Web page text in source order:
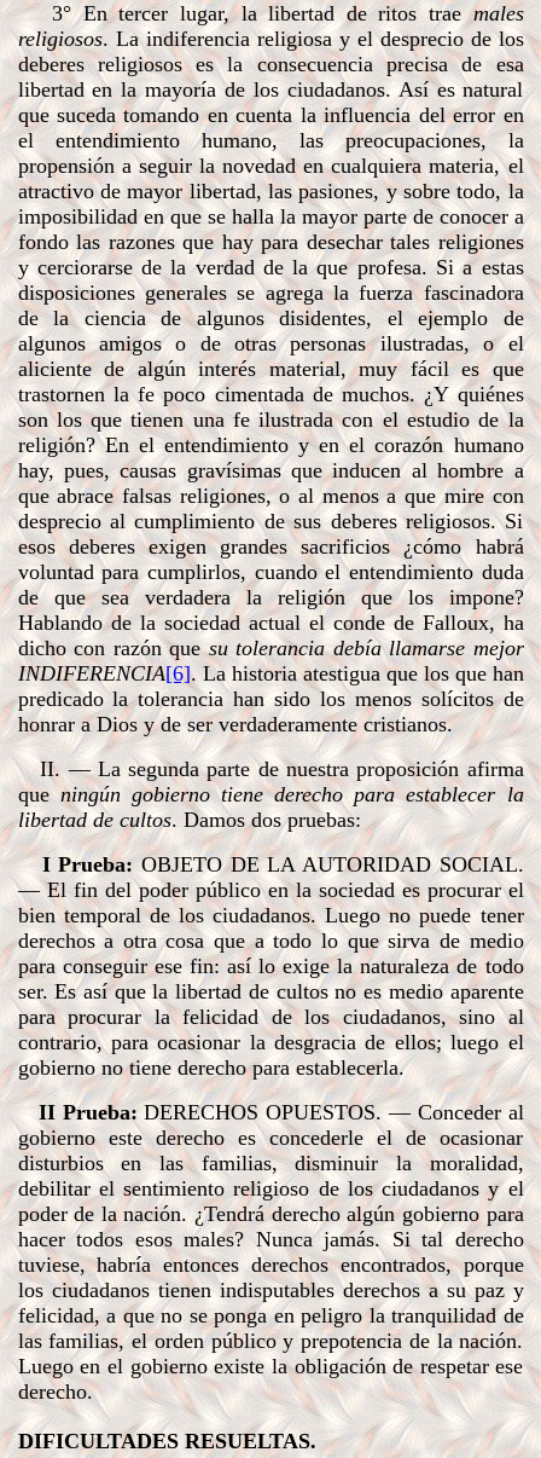
3° En tercer lugar, la libertad de ritos traemales
religiosos. La indiferencia religiosa y el desprecio de los
deberes religiosos es la consecuencia precisa de esa
libertad en la mayoría de los ciudadanos. Así es natural
que suceda tomando en cuenta la influencia del error en
el entendimiento humano, las preocupaciones, la
propensión a seguir la novedad en cualquiera materia, el
atractivo de mayor libertad, las pasiones, y sobre todo, la
imposibilidad en que se halla la mayor parte de conocer a
fondo las razones que hay para desechar tales religiones
y cerciorarse de la verdad de la que profesa. Si a estas
disposiciones generales se agrega la fuerza fascinadora
de la ciencia de algunos disidentes, el ejemplo de
algunos amigos o de otras personas ilustradas, o el
aliciente de algún interés material, muy fácil es que
trastornen la fe poco cimentada de muchos. ¿Y quiénes
son los que tienen una fe ilustrada con el estudio de la
religión? En el entendimiento y en el corazón humano
hay, pues, causas gravísimas que inducen al hombre a
que abrace falsas religiones, o al menos a que mire con
desprecio al cumplimiento de sus deberes religiosos. Si
esos deberes exigen grandes sacrificios ¿cómo habrá
voluntad para cumplirlos, cuando el entendimiento duda
de que sea verdadera la religión que los impone?
Hablando de la sociedad actual el conde de Falloux, ha
dicho con razón quesu tolerancia debía llamarse mejor
INDIFERENCIA[6]. La historia atestigua que los que han
predicado la tolerancia han sido los menos solícitos de
honrar a Dios y de ser verdaderamente cristianos.
II. — La segunda parte de nuestra proposición afirma
que ningún gobierno tiene derecho para establecer la
libertad de cultos. Damos dos pruebas:
I Prueba: OBJETO DE LA AUTORIDAD SOCIAL.
— El fin del poder público en la sociedad es procurar el
bien temporal de los ciudadanos. Luego no puede tener
derechos a otra cosa que a todo lo que sirva de medio
para conseguir ese fin: así lo exige la naturaleza de todo
ser. Es así que la libertad de cultos no es medio aparente
para procurar la felicidad de los ciudadanos, sino al
contrario, para ocasionar la desgracia de ellos; luego el
gobierno no tiene derecho para establecerla.
II Prueba: DERECHOS OPUESTOS. — Conceder al
gobierno este derecho es concederle el de ocasionar
disturbios en las familias, disminuir la moralidad,
debilitar el sentimiento religioso de los ciudadanos y el
poder de la nación. ¿Tendrá derecho algún gobierno para
hacer todos esos males? Nunca jamás. Si tal derecho
tuviese, habría entonces derechos encontrados, porque
los ciudadanos tienen indisputables derechos a su paz y
felicidad, a que no se ponga en peligro la tranquilidad de
las familias, el orden público y prepotencia de la nación.
Luego en el gobierno existe la obligación de respetar ese
derecho.
DIFICULTADES RESUELTAS.